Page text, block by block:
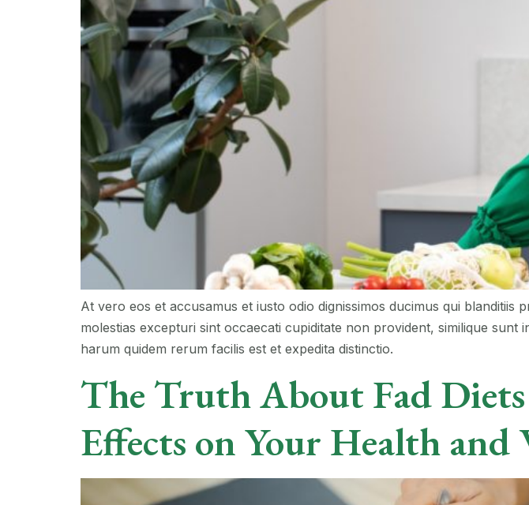
At vero eos et accusamus et iusto odio dignissimos ducimus qui
molestias excepturi sint occaecati cupiditate non provident, similique
harum quidem rerum facilis est et expedita distinctio.
The Truth About Fad
Effects on Your Health and